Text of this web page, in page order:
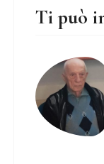
Ti può